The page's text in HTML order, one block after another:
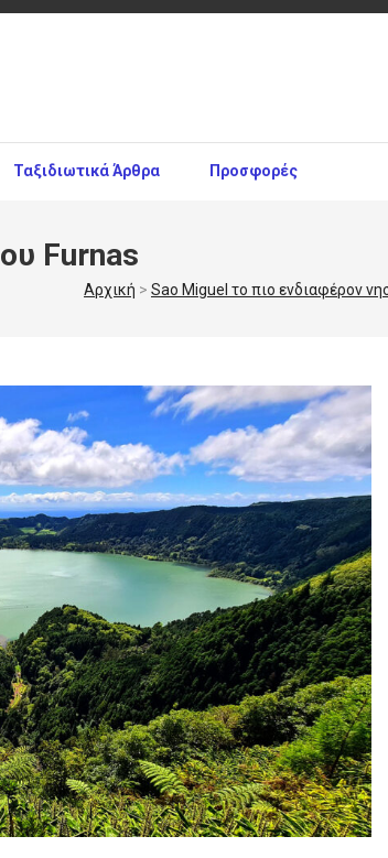
Ταξιδιωτικά Άρθρα Προσφορές
Furnas
Αρχική > Sao Miguel το πιο ενδιαφέρον